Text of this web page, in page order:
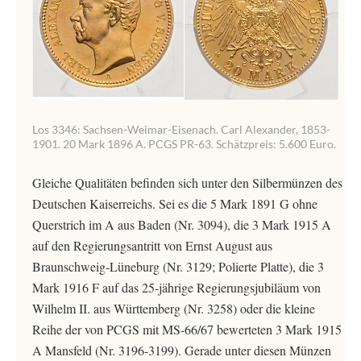
Los 3346: Sachsen-Weimar-Eisenach. Carl Alexander, 1853-
1901. 20 Mark 1896 A. PCGS PR-63. Schätzpreis: 5.600 Euro.
Gleiche Qualitäten befinden sich unter den Silbermünzen des
Deutschen Kaiserreichs. Sei es die 5 Mark 1891 G ohne
Querstrich im A aus Baden (Nr. 3094), die 3 Mark 1915 A
auf den Regierungsantritt von Ernst August aus
Braunschweig-Lüneburg (Nr. 3129; Polierte Platte), die 3
Mark 1916 F auf das 25-jährige Regierungsjubiläum von
Wilhelm II. aus Württemberg (Nr. 3258) oder die kleine
Reihe der von PCGS mit MS-66/67 bewerteten 3 Mark 1915
A Mansfeld (Nr. 3196-3199). Gerade unter diesen Münzen